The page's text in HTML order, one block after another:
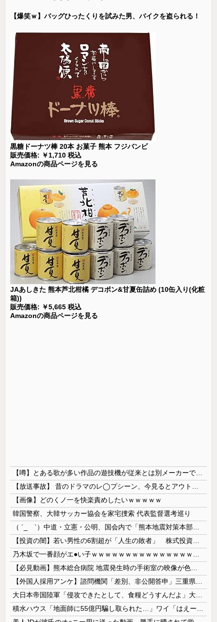
【爆笑ｗ】バッグひったくりを試みた男、バイクを盗られる！
黒糖ドーナツ棒 20本 お菓子 熊本 フジバンビ
販売価格: ￥1,710 税込
Amazonの商品ページを見る
JAあしきた 熊本芦北柑橘 デコポン&甘夏缶詰め (10缶入り(化粧
箱))
販売価格: ￥5,665 税込
Amazonの商品ページを見る
【噂】とある歌が多い作品の遊技機が従来とは別メーカーで開発中！？
【放送事故】 昔のドラマのレ◯プシーン、今見るとアウトすぎる・・・
【画像】どのくノ一を快楽責めしたいｗｗｗｗｗ
韓国警察、大韓サッカー協会を家宅捜索 代表監督選考巡り
（ ´_ゝ`）中道・立憲・公明、国会内で「熊本地震対策本部会議」各省庁からヒアリング・現地から意見聴取「パーティション、人手、宿泊施設の不足や、...
【投資の闇】若い男性の6割超が「人生の敗者」 株式投資が自信喪失の原因に
乃木坂で一番顔がエ●い子ｗｗｗｗｗｗｗｗｗｗｗｗｗｗｗｗｗｗｗ
【必見動画】熊本総合病院 地震発生時の手術室の映像が色んな意味で衝撃的だと話題に
【外国人採用アンケ】諮問機関「差別、非公開答申」三重県「差別に当たらず、公表する方針を決定した」
大日本帝国陸軍「侵攻できたとして、食糧どうすんだよ」大本営「現地調達」陸軍「え？」
積水ハウス「地面師に55億円騙し取られた…」ワイ「はえーかわいそう…会社滅茶苦茶やろなぁ」